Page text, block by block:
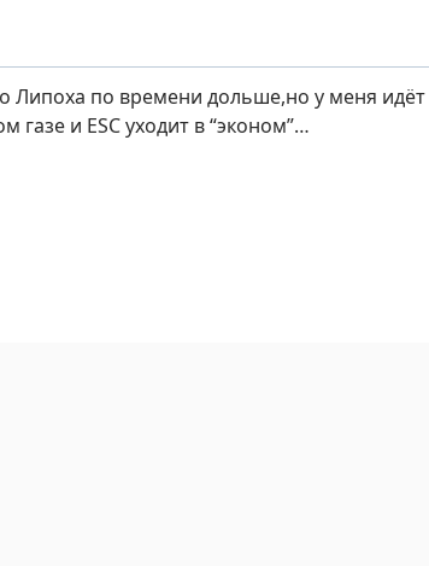
Липоха по времени дольше,но у меня
газе и ESC уходит в “эконом”…